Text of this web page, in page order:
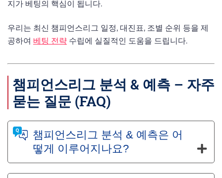
지가 베팅의 핵심이 됩니다.
우리는 최신 챔피언스리그 일정, 대진표, 조별 순위 등을 제
공하여 베팅 전략 수립에 실질적인 도움을 드립니다.
챔피언스리그 분석 & 예측 – 자주
묻는 질문 (FAQ)
챔피언스리그 분석 & 예측은 어
떻게 이루어지나요?